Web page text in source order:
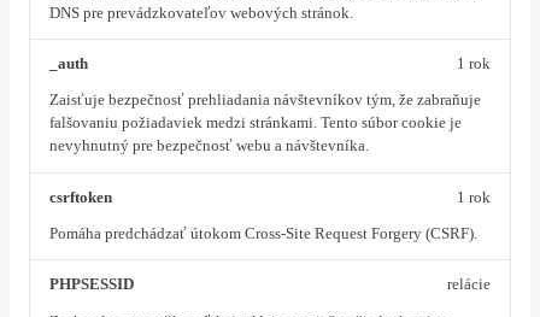
DNS pre prevádzkovateľov webových stránok.
_auth
Zaisťuje bezpečnosť prehliadania návštevníkov tým, že zabraňuje
falšovaniu požiadaviek medzi stránkami. Tento súbor cookie je
nevyhnutný pre bezpečnosť webu a návštevníka.
1 rok
csrftoken
Pomáha predchádzať útokom Cross-Site Request Forgery (CSRF).
1 rok
PHPSESSID relácie